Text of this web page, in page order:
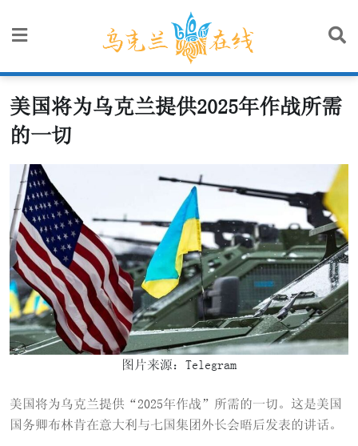
美国将为乌克兰提供2025年作战所需
的一切
图片来源：Telegram
美国将为乌克兰提供“2025年作战”所需的一切。这是美国
国务卿布林肯在意大利与七国集团外长会晤后发表的讲话。